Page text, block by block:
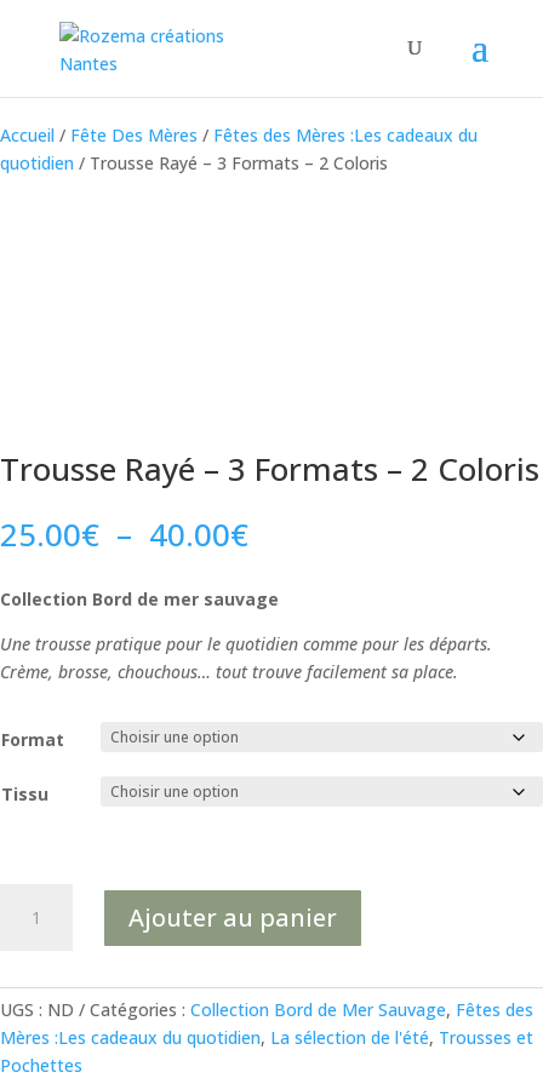
Accueil / Fête Des Mères / Fêtes des Mères :Les cadeaux du
quotidien / Trousse Rayé – 3 Formats – 2 Coloris
Trousse Rayé – 3 Formats – 2 Coloris
25.00€ – 40.00€Plage
prix :
25.00€
à
40.00€
Collection Bord de mer sauvage
Une trousse pratique pour le quotidien comme pour les départs.
Crème, brosse, chouchous… tout trouve facilement sa place.
Format
Tissu
-
3
Formats
Ajouter au panier
UGS : ND Catégories : Collection Bord de Mer Sauvage, Fêtes des
Mères :Les cadeaux du quotidien, La sélection de l'été, Trousses et
Pochettes